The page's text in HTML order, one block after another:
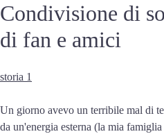
Condivisione di
di fan e amici
storia 1
Un giorno avevo un terribile mal di
da un'energia esterna (la mia